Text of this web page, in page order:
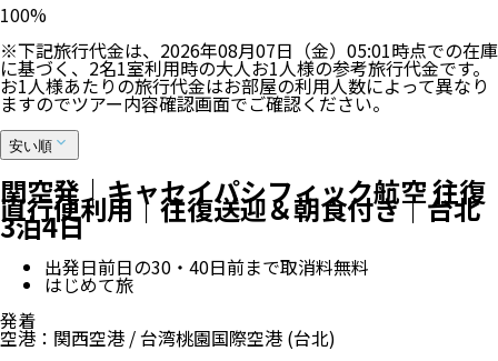
100%
※下記旅行代金は、 2026年08月07日（金）05:01時点での在庫
に基づく、2名1室利用時の大人お1人様の参考旅行代金です。
お1人様あたりの旅行代金はお部屋の利用人数によって異なり
ますのでツアー内容確認画面でご確認ください。
安い順
関空発｜キャセイパシフィック航空 往復
直行便利用｜往復送迎＆朝食付き｜台北
3泊4日
出発日前日の30・40日前まで取消料無料
はじめて旅
発着
空港 ： 関西空港 /台湾桃園国際空港 (台北)